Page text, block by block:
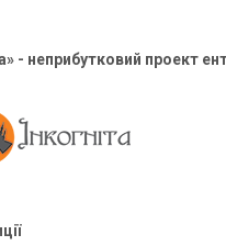
- неприбутковий проект